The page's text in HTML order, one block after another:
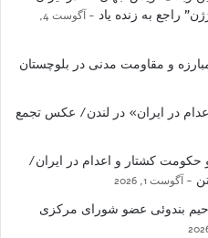
راجع به زنده یاد
آگوست 4,
و مقاومت مدنی در بلوچستان
در ایران» در لندن/ عکس تجمع
حکومت کشتار و اعدام در ایران/
آگوست 1, 2026
رحیم بندوئی عضو شورای مرکزی